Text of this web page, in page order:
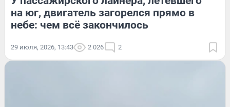
на юг, двигатель загорелся прямо в
небе: чем всё закончилось
29 июля, 2026, 13:43 2 026 2